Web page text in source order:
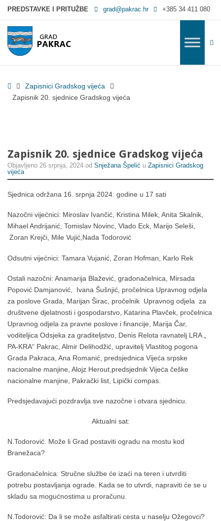
Zapisnik 20. sjednice Gradskog vijeća - Grad Pakrac
PREDSTAVKE I PRITUŽBE grad@pakrac.hr +385 34 411 080
HomeZapisnici Gradskog vijeća
Zapisnik 20. sjednice Gradskog vijeća
Zapisnik 20. sjednice Gradskog vijeća
Objavljeno 26 srpnja, 2024 od Snježana Špelić u Zapisnici Gradskog
vijeća
Sjednica održana 16. srpnja 2024. godine u 17 sati
Nazočni vijećnici: Miroslav Ivančić, Kristina Milek, Anita Skalnik,
Mihael Andrijanić, Tomislav Novinc, Vlado Eck, Marijo Seleši,
Zoran Krejči, Mile Vujić,Nada Todorović
Odsutni vijećnici: Tamara Vujanić, Zoran Hofman, Karlo Rek
Ostali nazočni: Anamarija Blažević, gradonačelnica, Mirsada
Popović Damjanović, Ivana Šušnjić, pročelnica Upravnog odjela
za poslove Grada, Marijan Širac, pročelnik Upravnog odjela za
društvene djelatnosti i gospodarstvo, Katarina Plavček, pročelnica
Upravnog odjela za pravne poslove i financije, Marija Čar,
voditeljica Odsjeka za graditeljstvo, Denis Relota ravnatelj LRA „
PA-KRA“ Pakrac, Almir Delihodžić, upravitelj Vlastitog pogona
Grada Pakraca, Ana Romanić, predsjednica Vijeća srpske
nacionalne manjine, Alojz Herout,predsjednik Vijeća češke
nacionalne manjine, Pakrački list, Lipički compas.
Predsjedavajući pozdravlja sve nazočne i otvara sjednicu.
Aktualni sat:
N.Todorović. Može li Grad postaviti ogradu na mostu kod
Branežaca?
Gradonačelnica: Stručne službe će izaći na teren i utvrditi
potrebu postavljanja ograde. Kada se to utvrdi, napraviti će se u
skladu sa mogućnostima u proračunu.
N.Todorović: Da li se može asfaltirati cesta u naselju Ožegovci?